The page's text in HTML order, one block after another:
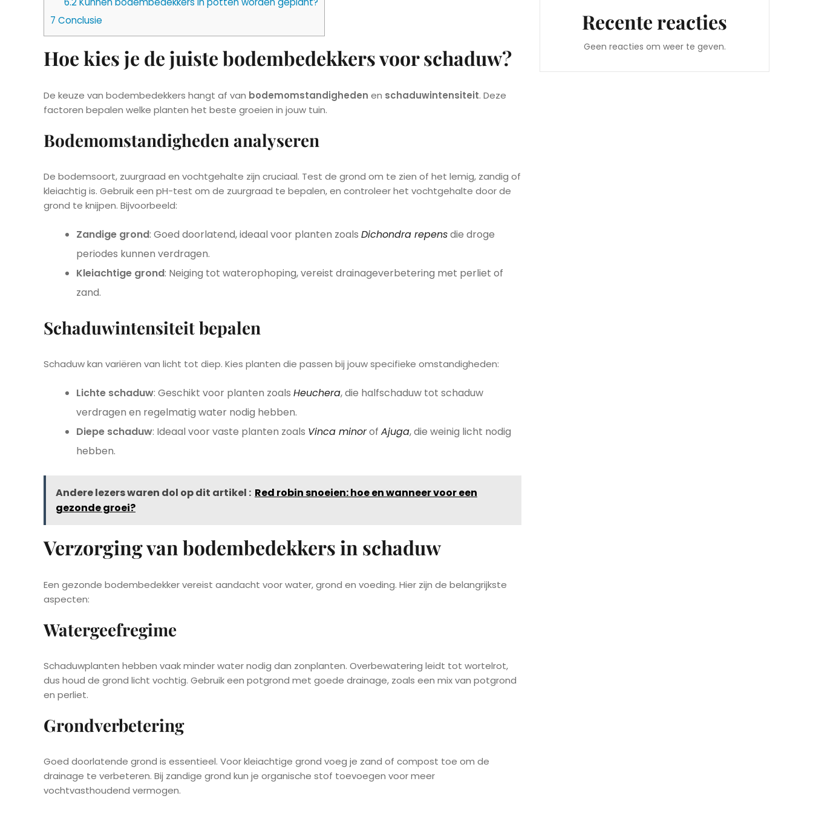
7 Conclusie
Hoe kies je de juiste bodembedekkers voor schaduw?
De keuze van bodembedekkers hangt af van bodemomstandigheden en schaduwintensiteit. Deze
factoren bepalen welke planten het beste groeien in jouw tuin.
Bodemomstandigheden analyseren
De bodemsoort, zuurgraad en vochtgehalte zijn cruciaal. Test de grond om te zien of het lemig, zandig of
kleiachtig is. Gebruik een pH-test om de zuurgraad te bepalen, en controleer het vochtgehalte door de
grond te knijpen. Bijvoorbeeld:
Zandige grond: Goed doorlatend, ideaal voor planten zoals Dichondra repensdie droge
periodes kunnen verdragen.
Kleiachtige grond: Neiging tot waterophoping, vereist drainageverbetering met perliet of
zand.
Schaduwintensiteit bepalen
Schaduw kan variëren van licht tot diep. Kies planten die passen bij jouw specifieke omstandigheden:
Lichte schaduw: Geschikt voor planten zoals Heuchera, die halfschaduw tot schaduw
verdragen en regelmatig water nodig hebben.
Diepe schaduw: Ideaal voor vaste planten zoals Vinca minorof Ajuga, die weinig licht nodig
hebben.
Andere lezers waren dol op dit artikel : Red robin snoeien: hoe en wanneer voor een
gezonde groei?
Verzorging van bodembedekkers in schaduw
Een gezonde bodembedekker vereist aandacht voor water, grond en voeding. Hier zijn de belangrijkste
aspecten:
Watergeefregime
Schaduwplanten hebben vaak minder water nodig dan zonplanten. Overbewatering leidt tot wortelrot,
dus houd de grond licht vochtig. Gebruik een potgrond met goede drainage, zoals een mix van potgrond
en perliet.
Grondverbetering
Goed doorlatende grond is essentieel. Voor kleiachtige grond voeg je zand of compost toe om de
drainage te verbeteren. Bij zandige grond kun je organische stof toevoegen voor meer
vochtvasthoudend vermogen.
Recente reacties
Geen reacties om weer te geven.